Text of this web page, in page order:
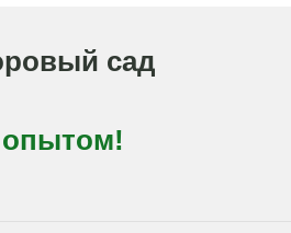
сад
опытом!